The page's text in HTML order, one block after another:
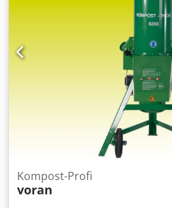
Kompost-Profi
voran